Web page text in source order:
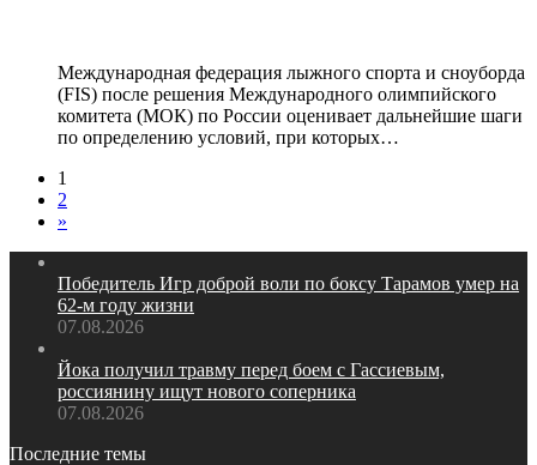
Международная федерация лыжного спорта и сноуборда
(FIS) после решения Международного олимпийского
комитета (МОК) по России оценивает дальнейшие шаги
по определению условий, при которых…
1
2
»
Победитель Игр доброй воли по боксу Тарамов умер на
62‑м году жизни
07.08.2026
Йока получил травму перед боем с Гассиевым,
россиянину ищут нового соперника
07.08.2026
Последние темы